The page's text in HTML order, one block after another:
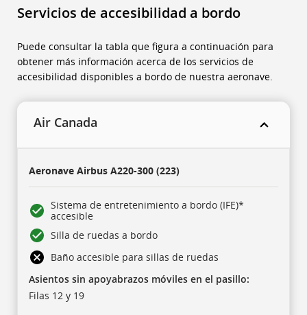
Servicios de accesibilidad a bordo
Puede consultar la tabla que figura a continuación para
obtener más información acerca de los servicios de
accesibilidad disponibles a bordo de nuestra aeronave.
Air Canada
con
cinco
columnas.
Está
compuesta
encabezados,
Aeronave Airbus A220-300 (223)
Sistema de entretenimiento a bordo (IFE)*
accesible
Silla de ruedas a bordo
Baño accesible para sillas de ruedas
Asientos sin apoyabrazos móviles en el pasillo:
Filas 12 y 19